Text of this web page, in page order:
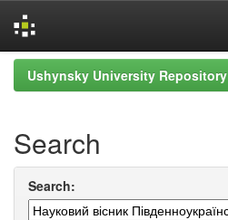
Skip
navigation
Ushynsky University Repository
Search
Search: